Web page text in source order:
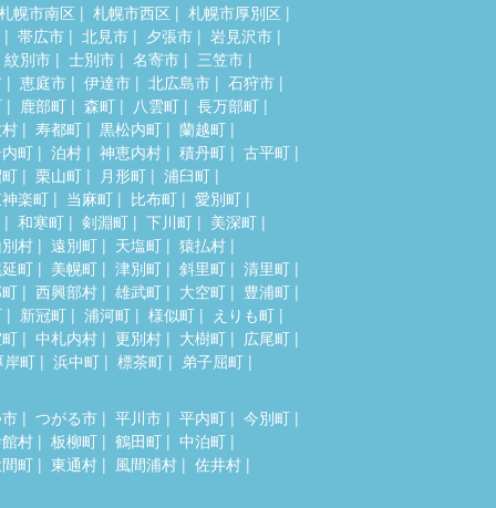
幌市南区 札幌市西区
札幌市厚別区
帯広市
北見市 夕張市
岩見沢市
紋別市
士別市 名寄市
三笠市
恵庭市 伊達市 北広島市
石狩市
鹿部町 森町 八雲町
長万部町
寿都町 黒松内町
蘭越町
町
泊村 神恵内村 積丹町
古平町
栗山町 月形町
浦臼町
楽町
当麻町 比布町
愛別町
和寒町
剣淵町 下川町
美深町
村
遠別町 天塩町
猿払村
町
美幌町 津別町 斜里町
清里町
西興部村 雄武町 大空町
豊浦町
新冠町 浦河町 様似町
えりも町
中札内村 更別村 大樹町
広尾町
岸町
浜中町 標茶町 弟子屈町
つがる市 平川市 平内町
今別町
村
板柳町 鶴田町
中泊町
町
東通村 風間浦村 佐井村